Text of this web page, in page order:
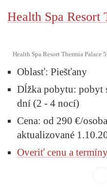
Health Spa Resort
Health Spa Resort Thermia Palace
Oblasť: Piešťany
Dĺžka pobytu: pobyt
dní (2 - 4 nocí)
Cena: od 290 €/
aktualizované
Overiť cenu a